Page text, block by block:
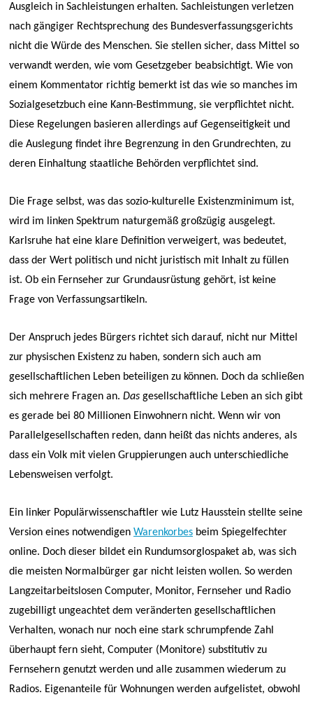
Ausgleich in Sachleistungen erhalten. Sachleistungen verletzen
nach gängiger Rechtsprechung des Bundesverfassungsgerichts
nicht die Würde des Menschen. Sie stellen sicher, dass Mittel so
verwandt werden, wie vom Gesetzgeber beabsichtigt. Wie von
einem Kommentator richtig bemerkt ist das wie so manches im
Sozialgesetzbuch eine Kann-Bestimmung, sie verpflichtet nicht.
Diese Regelungen basieren allerdings auf Gegenseitigkeit und
die Auslegung findet ihre Begrenzung in den Grundrechten, zu
deren Einhaltung staatliche Behörden verpflichtet sind.
Die Frage selbst, was das sozio-kulturelle Existenzminimum ist,
wird im linken Spektrum naturgemäß großzügig ausgelegt.
Karlsruhe hat eine klare Definition verweigert, was bedeutet,
dass der Wert politisch und nicht juristisch mit Inhalt zu füllen
ist. Ob ein Fernseher zur Grundausrüstung gehört, ist keine
Frage von Verfassungsartikeln.
Der Anspruch jedes Bürgers richtet sich darauf, nicht nur Mittel
zur physischen Existenz zu haben, sondern sich auch am
gesellschaftlichen Leben beteiligen zu können. Doch da schließen
sich mehrere Fragen an. Das gesellschaftliche Leben an sich gibt
es gerade bei 80 Millionen Einwohnern nicht. Wenn wir von
Parallelgesellschaften reden, dann heißt das nichts anderes, als
dass ein Volk mit vielen Gruppierungen auch unterschiedliche
Lebensweisen verfolgt.
Ein linker Populärwissenschaftler wie Lutz Hausstein stellte seine
Version eines notwendigen Warenkorbes beim Spiegelfechter
online. Doch dieser bildet ein Rundumsorglospaket ab, was sich
die meisten Normalbürger gar nicht leisten wollen. So werden
Langzeitarbeitslosen Computer, Monitor, Fernseher und Radio
zugebilligt ungeachtet dem veränderten gesellschaftlichen
Verhalten, wonach nur noch eine stark schrumpfende Zahl
überhaupt fern sieht, Computer (Monitore) substitutiv zu
Fernsehern genutzt werden und alle zusammen wiederum zu
Radios. Eigenanteile für Wohnungen werden aufgelistet, obwohl